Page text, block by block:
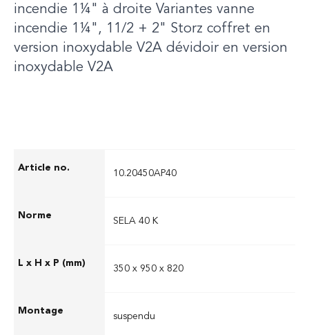
incendie 1¼" à droite Variantes vanne
incendie 1¼", 11/2 + 2" Storz coffret en
version inoxydable V2A dévidoir en version
inoxydable V2A
10.20450AP40
SELA 40 K
350 x 950 x 820
suspendu